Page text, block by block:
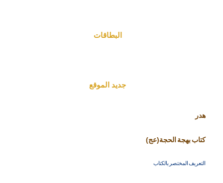
البطاقات
جديد الموقع
هدر
كتاب بهجة الحجة(عج)
التعريف المختصر بالكتاب